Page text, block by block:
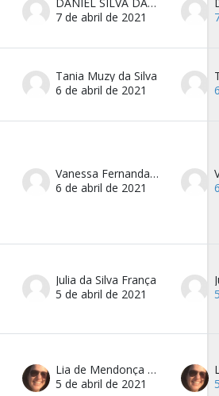
7 de abril de 2021
Tania Muzy da Silva
6 de abril de 2021
Vanessa Fernanda Mayrinck
6 de abril de 2021
Julia da Silva França
5 de abril de 2021
Lia de Mendonça Porto
5 de abril de 2021